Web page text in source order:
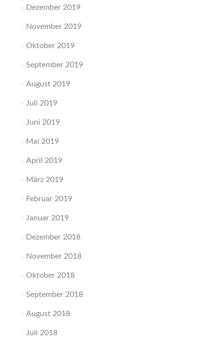
Dezember 2019
November 2019
Oktober 2019
September 2019
August 2019
Juli 2019
Juni 2019
Mai 2019
April 2019
März 2019
Februar 2019
Januar 2019
Dezember 2018
November 2018
Oktober 2018
September 2018
August 2018
Juli 2018